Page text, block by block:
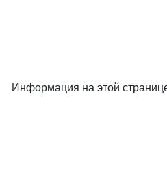
Информация на этой